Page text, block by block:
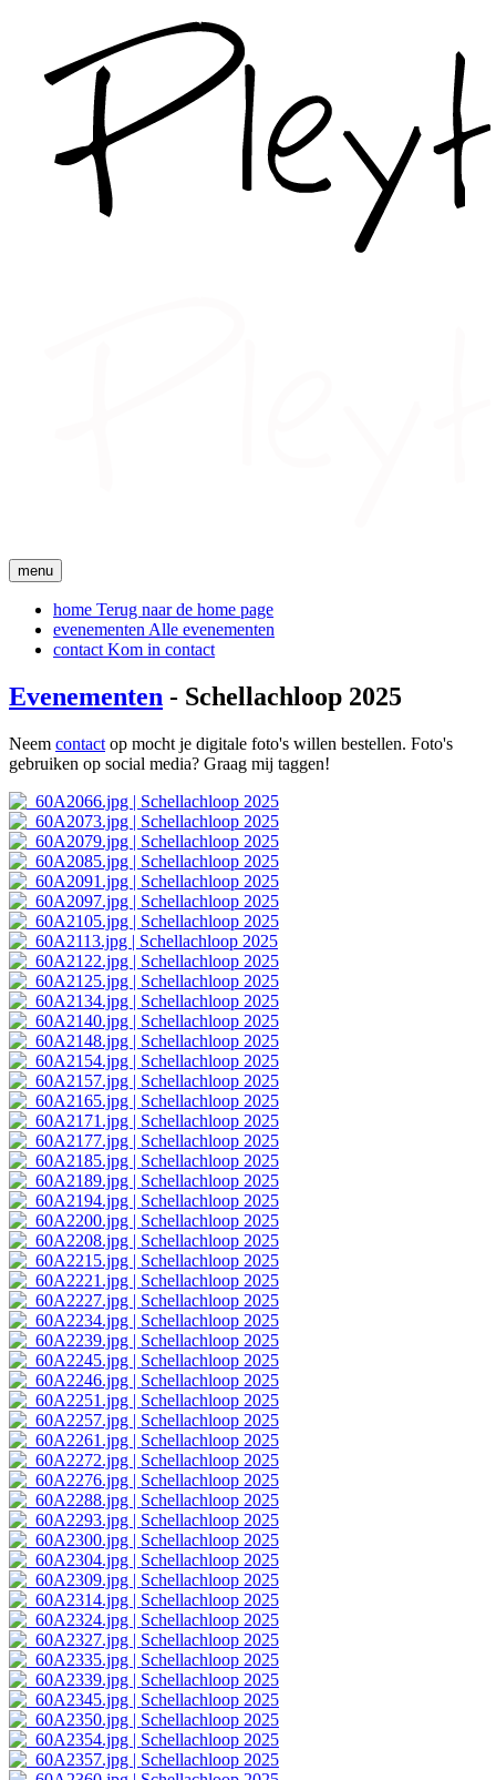
menu
home Terug naar de home page
evenementen Alle evenementen
contact Kom in contact
Evenementen - Schellachloop 2025
Neem contact op mocht je digitale foto's willen bestellen. Foto's
gebruiken op social media? Graag mij taggen!